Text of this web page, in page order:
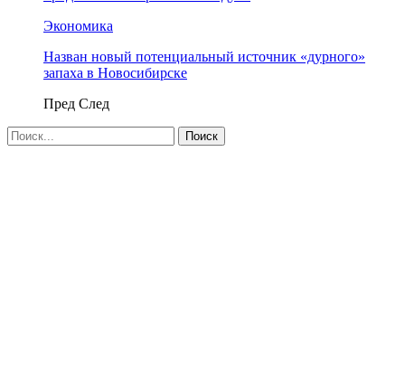
Экономика
Назван новый потенциальный источник «дурного»
запаха в Новосибирске
Пред След